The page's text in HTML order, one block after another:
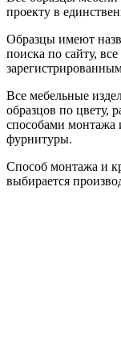
проекту в
Образцы имеют
поиска по сайту,
Все мебельные
образцов по цвету,
способами монтажа
фурнитуры.
Способ монтажа и
выбирается